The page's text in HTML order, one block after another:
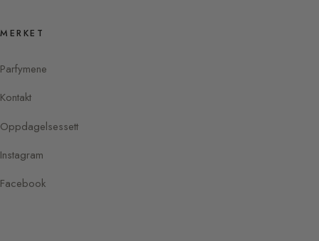
MERKET
Parfymene
Kontakt
Oppdagelsessett
Instagram
Facebook